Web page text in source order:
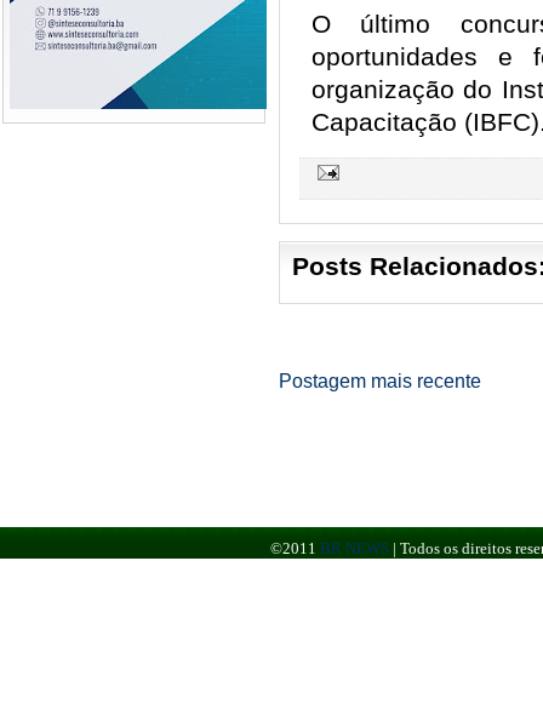
O último
oportunidades e
organização do
Capacitação
Posts
Postagem mais recente
©2011 BR NEWS | Todos os direitos